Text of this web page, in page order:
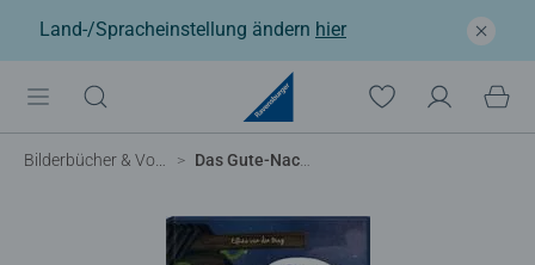
Land-/Spracheinstellung ändern hier
Bilderbücher & Vorlesebücher Das Gute-Nacht-Hotel